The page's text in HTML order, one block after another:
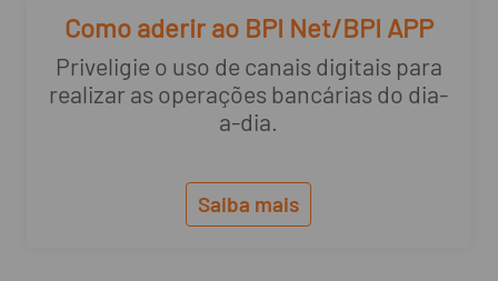
Como aderir ao BPI Net/BPI APP
Priveligie o uso de canais digitais para
realizar as operações bancárias do dia-
a-dia.
Saiba mais